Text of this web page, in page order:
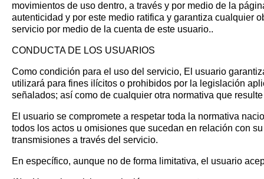
movimientos de uso dentro, a través y por medio de la
autenticidad y por este medio ratifica y garantiza cualquier
servicio por medio de la cuenta de este usuario..
CONDUCTA DE LOS USUARIOS
Como condición para el uso del servicio, El usuario
utilizará para fines ilícitos o prohibidos por la legislación
señalados; así como de cualquier otra normativa que
El usuario se compromete a respetar toda la normativa
todos los actos u omisiones que sucedan en relación con
transmisiones a través del servicio.
En específico, aunque no de forma limitativa, el usuario